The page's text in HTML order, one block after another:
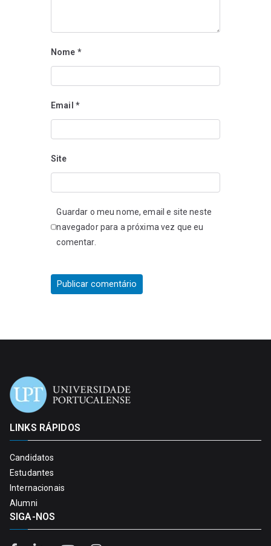
Nome *
Email *
Site
Guardar o meu nome, email e site neste
navegador para a próxima vez que eu
comentar.
LINKS RÁPIDOS
Candidatos
Estudantes
Internacionais
Alumni
SIGA-NOS